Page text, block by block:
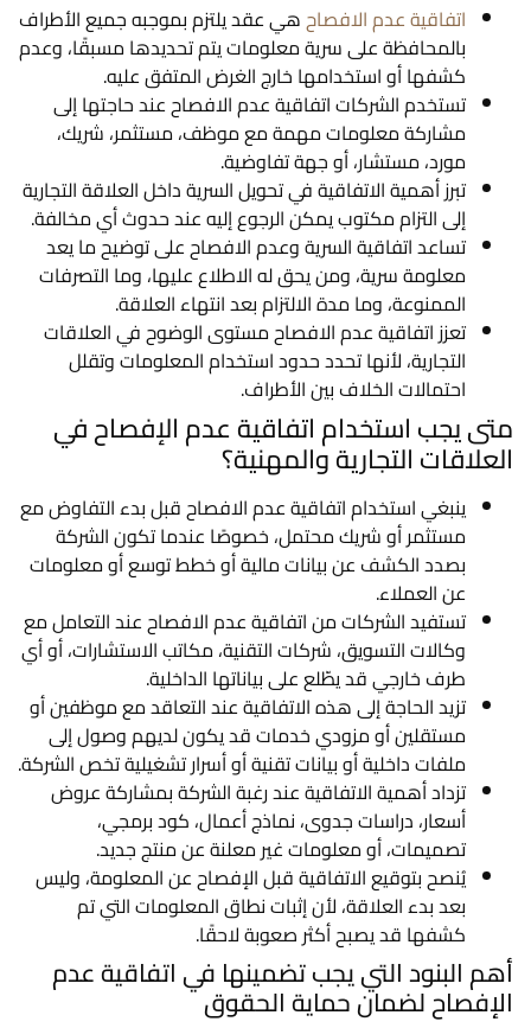
اتفاقية عدم الافصاحهي عقد يلتزم بموجبه جميع الأطراف
بالمحافظة على سرية معلومات يتم تحديدها مسبقًا، وعدم
كشفها أو استخدامها خارج الغرض المتفق عليه.
تستخدم الشركات اتفاقية عدم الافصاح عند حاجتها إلى
مشاركة معلومات مهمة مع موظف، مستثمر، شريك،
مورد، مستشار، أو جهة تفاوضية.
تبرز أهمية الاتفاقية في تحويل السرية داخل العلاقة التجارية
إلى التزام مكتوب يمكن الرجوع إليه عند حدوث أي مخالفة.
تساعد اتفاقية السرية وعدم الافصاح على توضيح ما يعد
معلومة سرية، ومن يحق له الاطلاع عليها، وما التصرفات
الممنوعة، وما مدة الالتزام بعد انتهاء العلاقة.
تعزز اتفاقية عدم الافصاح مستوى الوضوح في العلاقات
التجارية، لأنها تحدد حدود استخدام المعلومات وتقلل
احتمالات الخلاف بين الأطراف.
متى يجب استخدام اتفاقية عدم الإفصاح في
العلاقات التجارية والمهنية؟
ينبغي استخدام اتفاقية عدم الافصاح قبل بدء التفاوض مع
مستثمر أو شريك محتمل، خصوصًا عندما تكون الشركة
بصدد الكشف عن بيانات مالية أو خطط توسع أو معلومات
عن العملاء.
تستفيد الشركات من اتفاقية عدم الافصاح عند التعامل مع
وكالات التسويق، شركات التقنية، مكاتب الاستشارات، أو أي
طرف خارجي قد يطّلع على بياناتها الداخلية.
تزيد الحاجة إلى هذه الاتفاقية عند التعاقد مع موظفين أو
مستقلين أو مزودي خدمات قد يكون لديهم وصول إلى
ملفات داخلية أو بيانات تقنية أو أسرار تشغيلية تخص الشركة.
تزداد أهمية الاتفاقية عند رغبة الشركة بمشاركة عروض
أسعار، دراسات جدوى، نماذج أعمال، كود برمجي،
تصميمات، أو معلومات غير معلنة عن منتج جديد.
يُنصح بتوقيع الاتفاقية قبل الإفصاح عن المعلومة، وليس
بعد بدء العلاقة، لأن إثبات نطاق المعلومات التي تم
كشفها قد يصبح أكثر صعوبة لاحقًا.
أهم البنود التي يجب تضمينها في اتفاقية عدم
الإفصاح لضمان حماية الحقوق